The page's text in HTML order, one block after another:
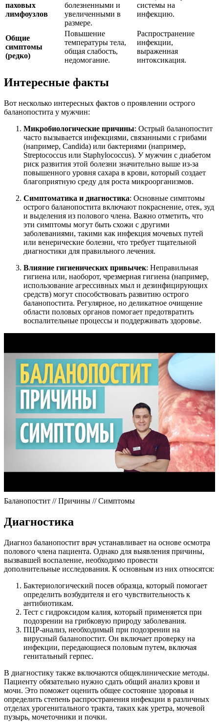
паховых
лимфоузлов
болезненными и
увеличенными в
размере.
системы на
инфекцию.
Общие
симптомы
(редко)
Повышение
температуры тела,
общая слабость,
недомогание.
Распространение
инфекции,
выраженная
интоксикация.
Интересные факты
Вот несколько интересных фактов о проявлении острого
баланопостита у мужчин:
Микробиологические причины: Острый баланопостит
часто вызывается инфекциями, связанными с грибами
(например, Candida) или бактериями (например,
Streptococcus или Staphylococcus). У мужчин с диабетом
риск развития этой болезни значительно выше из-за
повышенного уровня сахара в крови, который создает
благоприятную среду для роста микроорганизмов.
Симптоматика и диагностика: Основные симптомы
острого баланопостита включают покраснение, отек, зуд
и выделения из полового члена. Важно отметить, что
эти симптомы могут быть схожи с другими
заболеваниями, такими как инфекция мочевых путей
или венерические болезни, что требует тщательной
диагностики для правильного лечения.
Влияние гигиенических привычек: Неправильная
гигиена или, наоборот, чрезмерная гигиена (например,
использование агрессивных мыл и дезинфицирующих
средств) могут способствовать развитию острого
баланопостита. Регулярное, но деликатное очищение
области половых органов помогает предотвратить
воспалительные процессы и поддерживать здоровье.
Баланопостит // Причины // Симптомы
Диагностика
Диагноз баланопостит врач устанавливает на основе осмотра
полового члена пациента. Однако для выявления причины,
вызвавшей воспаление, необходимо провести
дополнительные исследования. К основным из них относятся:
Бактериологический посев образца, который помогает
определить возбудителя и его чувствительность к
антибиотикам.
Тест с гидроксидом калия, который применяется при
подозрении на грибковую природу заболевания.
ПЦР-анализ, необходимый при подозрении на
вирусный баланопостит. Он включает проверку на
инфекции, передающиеся половым путем, включая
генитальный герпес.
В диагностику также включаются общеклинические методы.
Пациенту обязательно нужно сдать общий анализ крови и
мочи. Это поможет оценить общее состояние здоровья и
определить степень распространения инфекции в различных
отделах урогенитального тракта, таких как уретра, мочевой
пузырь, мочеточники и почки.